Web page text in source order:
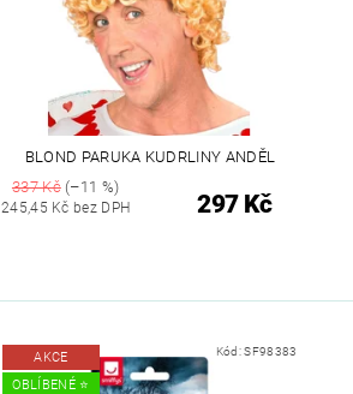
BLOND PARUKA KUDRLINY ANDĚL
337 Kč(–11 %)
245,45 Kč bez DPH 297 Kč
AKCE
OBLÍBENÉ ⭐️
Kód:SF98383